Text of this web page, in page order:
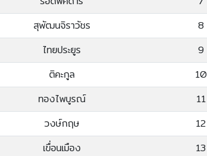
สุพัฒนจิราวัชร
8
ไทยประยูร
9
ติคะกูล
10
ทองไพบูรณ์
11
วงษ์กฤษ
12
เขื่อนเมือง
13